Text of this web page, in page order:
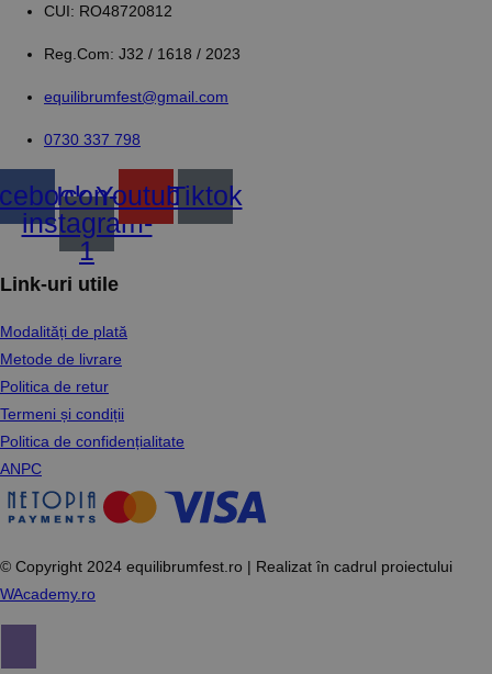
CUI: RO48720812
Reg.Com: J32 / 1618 / 2023
equilibrumfest@gmail.com
0730 337 798
Icon-
instagram-
1
YoutubeTiktok
Link-uri utile
Modalități de plată
Metode de livrare
Politica de retur
Termeni și condiții
Politica de confidențialitate
ANPC
© Copyright 2024 equilibrumfest.ro | Realizat în cadrul proiectului
WAcademy.ro